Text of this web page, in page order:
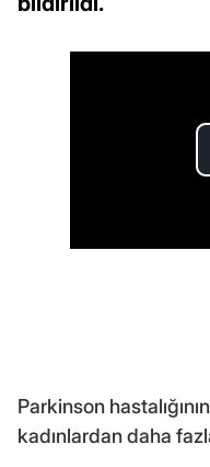
Parkinson
kadınlardan daha